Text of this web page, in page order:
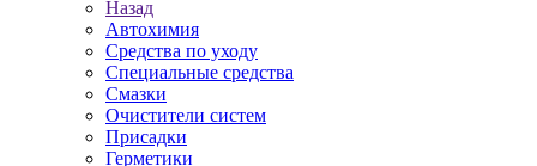
Назад
Автохимия
Средства по уходу
Специальные средства
Смазки
Очистители систем
Присадки
Герметики